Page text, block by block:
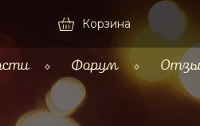
Корзина
Форум